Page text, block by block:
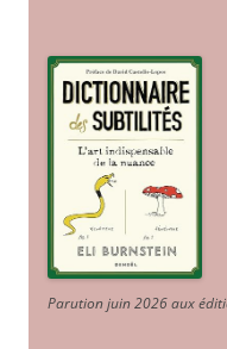
Parution juin 2026 aux